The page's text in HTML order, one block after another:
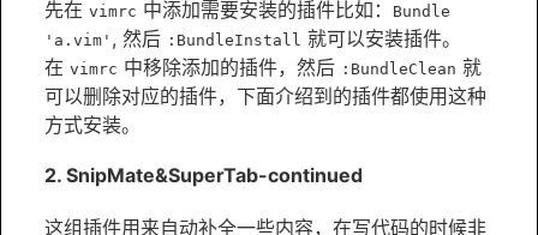
先在 vimrc 中添加需要安装的插件比如：
Bundle
'a.vim' , 然后 :BundleInstall 就可以安装插件。
在 vimrc 中移除添加的插件，然后 :BundleClean 就
可以删除对应的插件，下面介绍到的插件都使用这种
方式安装。
2. SnipMate&SuperTab-continued
这组插件用来自动补全一些内容，在写代码的时候非